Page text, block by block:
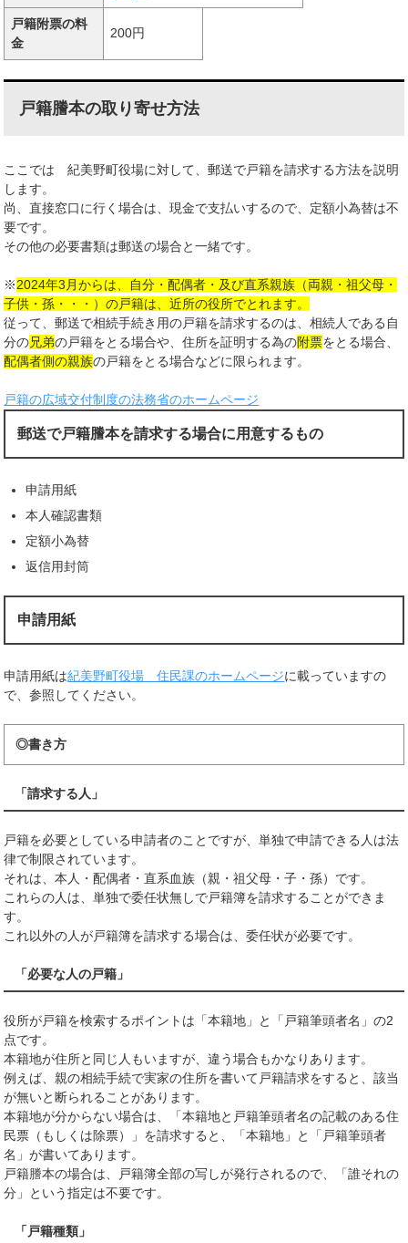
戸籍附票の料
金
200円
戸籍謄本の取り寄せ方法
ここでは 紀美野町役場に対して、郵送で戸籍を請求する方法を説明
します。
尚、直接窓口に行く場合は、現金で支払いするので、定額小為替は不
要です。
その他の必要書類は郵送の場合と一緒です。
※2024年3月からは、自分・配偶者・及び直系親族（両親・祖父母・
子供・孫・・・）の戸籍は、近所の役所でとれます。
従って、郵送で相続手続き用の戸籍を請求するのは、相続人である自
分の兄弟の戸籍をとる場合や、住所を証明する為の附票をとる場合、
配偶者側の親族の戸籍をとる場合などに限られます。
戸籍の広域交付制度の法務省のホームページ
郵送で戸籍謄本を請求する場合に用意するもの
申請用紙
本人確認書類
定額小為替
返信用封筒
申請用紙
申請用紙は紀美野町役場 住民課のホームページに載っていますの
で、参照してください。
◎書き方
「請求する人」
戸籍を必要としている申請者のことですが、単独で申請できる人は法
律で制限されています。
それは、本人・配偶者・直系血族（親・祖父母・子・孫）です。
これらの人は、単独で委任状無しで戸籍簿を請求することができま
す。
これ以外の人が戸籍簿を請求する場合は、委任状が必要です。
「必要な人の戸籍」
役所が戸籍を検索するポイントは「本籍地」と「戸籍筆頭者名」の2
点です。
本籍地が住所と同じ人もいますが、違う場合もかなりあります。
例えば、親の相続手続で実家の住所を書いて戸籍請求をすると、該当
が無いと断られることがあります。
本籍地が分からない場合は、「本籍地と戸籍筆頭者名の記載のある住
民票（もしくは除票）」を請求すると、「本籍地」と「戸籍筆頭者
名」が書いてあります。
戸籍謄本の場合は、戸籍簿全部の写しが発行されるので、「誰それの
分」という指定は不要です。
「戸籍種類」